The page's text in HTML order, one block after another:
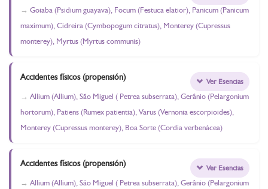
Goiaba (Psidium guayava), Focum (Festuca elatior), Panicum (Panicum
maximum), Cidreira (Cymbopogum citratus), Monterey (Cupressus
monterey), Myrtus (Myrtus communis)
Accidentes físicos (propensión)
Allium (Allium), São Miguel ( Petrea subserrata), Gerânio (Pelargonium
hortorum), Patiens (Rumex patientia), Varus (Vernonia escorpioides),
Monterey (Cupressus monterey), Boa Sorte (Cordia verbenácea)
Ver Esencias
Accidentes físicos (propensión)
Allium (Allium), São Miguel ( Petrea subserrata), Gerânio (Pelargonium
Ver Esencias